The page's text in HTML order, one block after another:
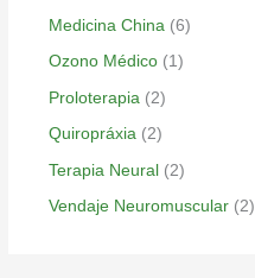
Medicina China (6)
Ozono Médico (1)
Proloterapia (2)
Quiropráxia (2)
Terapia Neural (2)
Vendaje Neuromuscular (2)